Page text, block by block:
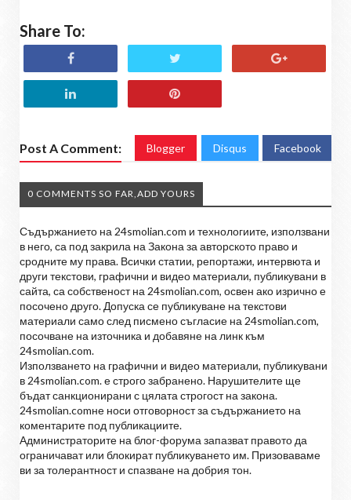
Share To:
Post A Comment: Blogger Disqus Facebook
0 COMMENTS SO FAR,ADD YOURS
Съдържанието на 24smolian.com и технологиите, използвани
в него, са под закрила на Закона за авторското право и
сродните му права. Всички статии, репортажи, интервюта и
други текстови, графични и видео материали, публикувани в
сайта, са собственост на 24smolian.com, освен ако изрично е
посочено друго. Допуска се публикуване на текстови
материали само след писмено съгласие на 24smolian.com,
посочване на източника и добавяне на линк към
24smolian.com.
Използването на графични и видео материали, публикувани
в 24smolian.com. е строго забранено. Нарушителите ще
бъдат санкционирани с цялата строгост на закона.
24smolian.comне носи отговорност за съдържанието на
коментарите под публикациите.
Администраторите на блог-форума запазват правото да
ограничават или блокират публикуването им. Призоваваме
ви за толерантност и спазване на добрия тон.